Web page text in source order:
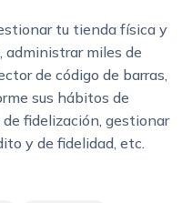
tu tienda física y
administrar miles de
de código de barras,
sus hábitos de
fidelización, gestionar
y de fidelidad, etc.